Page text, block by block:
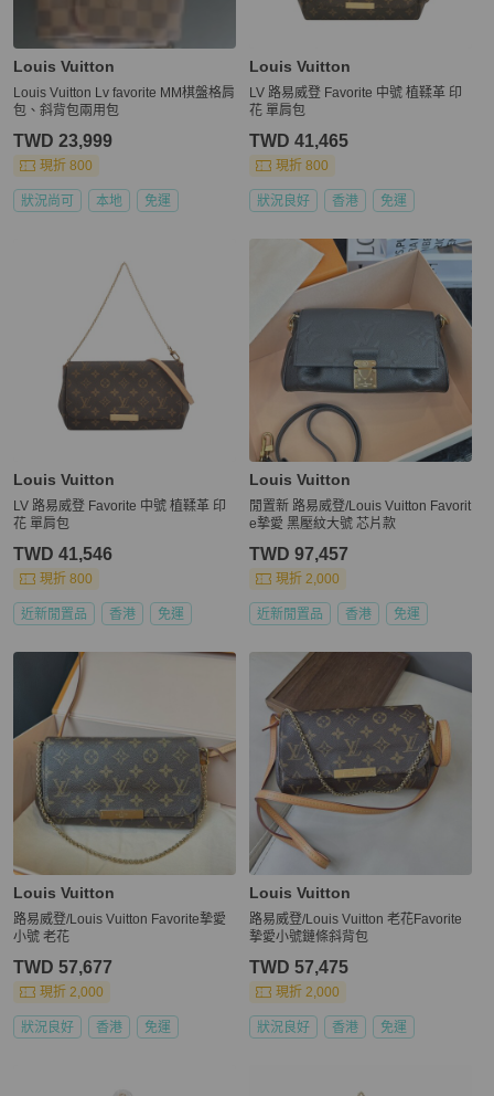
Louis Vuitton
Louis Vuitton Lv favorite MM棋盤格肩
包、斜背包兩用包
TWD 23,999
現折 800
狀況尚可 本地 免運
Louis Vuitton
LV 路易威登 Favorite 中號 植鞣革 印
花 單肩包
TWD 41,465
現折 800
狀況良好 香港 免運
Louis Vuitton
LV 路易威登 Favorite 中號 植鞣革 印
花 單肩包
TWD 41,546
現折 800
近新閒置品 香港 免運
Louis Vuitton
閒置新 路易威登/Louis Vuitton Favorit
e摯愛 黑壓紋大號 芯片款
TWD 97,457
現折 2,000
近新閒置品 香港 免運
Louis Vuitton
路易威登/Louis Vuitton Favorite摯愛
小號 老花
TWD 57,677
現折 2,000
狀況良好 香港 免運
Louis Vuitton
路易威登/Louis Vuitton 老花Favorite
摯愛小號鏈條斜背包
TWD 57,475
現折 2,000
狀況良好 香港 免運